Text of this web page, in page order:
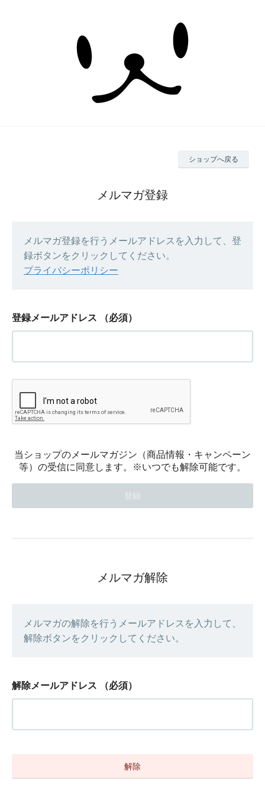
ショップへ戻る
メルマガ登録
メルマガ登録を行うメールアドレスを入力して、登
録ボタンをクリックしてください。
プライバシーポリシー
登録メールアドレス （必須）
当ショップのメールマガジン（商品情報・キャンペーン
等）の受信に同意します。※いつでも解除可能です。
メルマガ解除
メルマガの解除を行うメールアドレスを入力して、
解除ボタンをクリックしてください。
解除メールアドレス （必須）